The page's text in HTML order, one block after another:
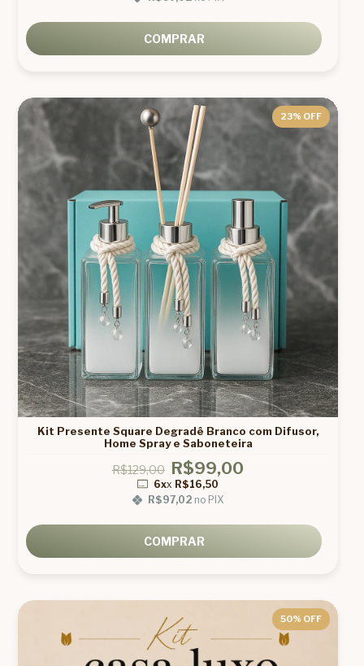
COMPRAR
23% OFF
Kit Presente Square Degradê Branco com Difusor,
Home Spray e Saboneteira
R$129,00 R$99,00
6xx R$16,50
R$97,02 no PIX
COMPRAR
50% OFF